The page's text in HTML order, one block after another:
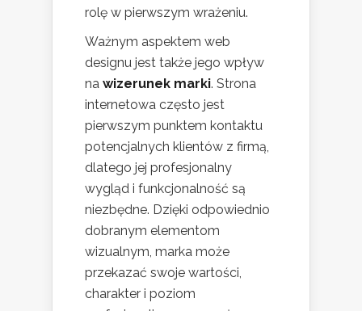
rolę w pierwszym wrażeniu.
Ważnym aspektem web
designu jest także jego wpływ
na wizerunek marki. Strona
internetowa często jest
pierwszym punktem kontaktu
potencjalnych klientów z firmą,
dlatego jej profesjonalny
wygląd i funkcjonalność są
niezbędne. Dzięki odpowiednio
dobranym elementom
wizualnym, marka może
przekazać swoje wartości,
charakter i poziom